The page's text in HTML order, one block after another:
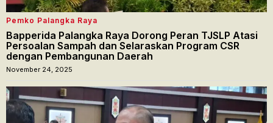
Pemko Palangka Raya
Bapperida Palangka Raya Dorong Peran TJSLP Atasi
Persoalan Sampah dan Selaraskan Program CSR
dengan Pembangunan Daerah
November 24, 2025